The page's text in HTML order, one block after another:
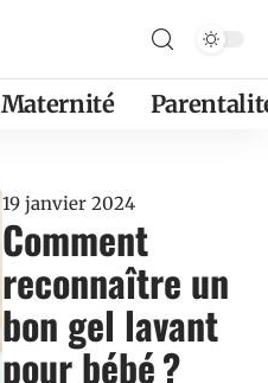
Maternité
19 janvier 2024
Comment
reconnaître un
bon gel lavant
pour bébé ?